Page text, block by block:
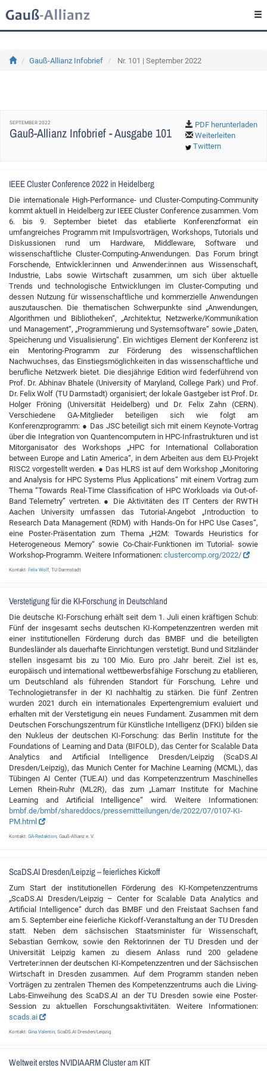
Gauß-Allianz Infobrief Nr. 101 | September 2022
SEPTEMBER 2022
Gauß-Allianz Infobrief - Ausgabe 101
PDF herunterladen
Weiterleiten
Twittern
IEEE Cluster Conference 2022 in Heidelberg
Die internationale High-Performance- und Cluster-Computing-Community
kommt aktuell in Heidelberg zur IEEE Cluster Conference zusammen. Vom
6. bis 9. September bietet das etablierte Konferenzformat ein
umfangreiches Programm mit Impulsvorträgen, Workshops, Tutorials und
Diskussionen rund um Hardware, Middleware, Software und
wissenschaftliche Cluster-Computing-Anwendungen. Das Forum bringt
Forschende, Entwickler:innen und Anwender:innen aus Wissenschaft,
Industrie, Labs sowie Wirtschaft zusammen, um sich über aktuelle
Trends und technologische Entwicklungen im Cluster-Computing und
dessen Nutzung für wissenschaftliche und kommerzielle Anwendungen
auszutauschen. Die thematischen Schwerpunkte sind „Anwendungen,
Algorithmen und Bibliotheken“, „Architektur, Netzwerke/Kommunikation
und Management“, „Programmierung und Systemsoftware“ sowie „Daten,
Speicherung und Visualisierung“. Ein wichtiges Element der Konferenz ist
ein Mentoring-Programm zur Förderung des wissenschaftlichen
Nachwuchses, das Einstiegsmöglichkeiten in das wissenschaftliche und
berufliche Netzwerk bietet. Die diesjährige Edition wird federführend von
Prof. Dr. Abhinav Bhatele (University of Maryland, College Park) und Prof.
Dr. Felix Wolf (TU Darmstadt) organisiert; der lokale Gastgeber ist Prof. Dr.
Holger Fröning (Universität Heidelberg) und Dr. Felix Zahn (CERN).
Verschiedene GA-Mitglieder beteiligen sich wie folgt am
Konferenzprogramm: ● Das JSC beteiligt sich mit einem Keynote-Vortrag
über die Integration von Quantencomputern in HPC-Infrastrukturen und ist
Mitorganisator des Workshops „HPC for International Collaboration
between Europe and Latin America“, in dem Arbeiten aus dem EU-Projekt
RISC2 vorgestellt werden. ● Das HLRS ist auf dem Workshop „Monitoring
and Analysis for HPC Systems Plus Applications“ mit einem Vortrag zum
Thema “Towards Real-Time Classification of HPC Workloads via Out-of-
Band Telemetry” vertreten. ● Die Aktivitäten des IT Centers der RWTH
Aachen University umfassen das Tutorial-Angebot „Introduction to
Research Data Management (RDM) with Hands-On for HPC Use Cases“,
eine Poster-Präsentation zum Thema „H2M: Towards Heuristics for
Heterogeneous Memory“ sowie Co-Chair-Funktionen im Tutorial- sowie
Workshop-Programm. Weitere Informationen: clustercomp.org/2022/
Kontakt: Felix Wolf, TU Darmstadt
Verstetigung für die KI-Forschung in Deutschland
Die deutsche KI-Forschung erhält seit dem 1. Juli einen kräftigen Schub:
Fünf der insgesamt sechs deutschen KI-Kompetenzzentren werden mit
einer institutionellen Förderung durch das BMBF und die beteiligten
Bundesländer als dauerhafte Einrichtungen verstetigt. Bund und Sitzländer
stellen insgesamt bis zu 100 Mio. Euro pro Jahr bereit. Ziel ist es,
europäisch und international wettbewerbsfähige Forschung zu etablieren,
um Deutschland als führenden Standort für Forschung, Lehre und
Technologietransfer in der KI nachhaltig zu stärken. Die fünf Zentren
wurden 2021 durch ein internationales Expertengremium evaluiert und
erhalten mit der Verstetigung ein neues Fundament. Zusammen mit dem
Deutschen Forschungszentrum für Künstliche Intelligenz (DFKI) bilden sie
den Nukleus der deutschen KI-Forschung: das Berlin Institute for the
Foundations of Learning and Data (BIFOLD), das Center for Scalable Data
Analytics and Artificial Intelligence Dresden/Leipzig (ScaDS.AI
Dresden/Leipzig), das Munich Center for Machine Learning (MCML), das
Tübingen AI Center (TUE.AI) und das Kompetenzzentrum Maschinelles
Lernen Rhein-Ruhr (ML2R), das zum „Lamarr Institute for Machine
Learning and Artificial Intelligence“ wird. Weitere Informationen:
bmbf.de/bmbf/shareddocs/pressemitteilungen/de/2022/07/0107-KI-
PM.html
Kontakt: GA-Redaktion , Gauß-Allianz e. V.
ScaDS.AI Dresden/Leipzig – feierliches Kickoff
Zum Start der institutionellen Förderung des KI-Kompetenzzentrums
„ScaDS.AI Dresden/Leipzig – Center for Scalable Data Analytics and
Artificial Intelligence“ durch das BMBF und den Freistaat Sachsen fand
am 5. September eine feierliche Kickoff-Veranstaltung an der TU Dresden
statt. Neben dem sächsischen Staatsminister für Wissenschaft,
Sebastian Gemkow, sowie den Rektorinnen der TU Dresden und der
Universität Leipzig kamen zu diesem Anlass rund 200 geladene
Vertreter:innen der deutschen KI-Kompetenzzentren und der Sächsischen
Wirtschaft in Dresden zusammen. Auf dem Programm standen neben
Vorträgen zu zentralen Themen des Kompetenzzentrums auch die Living-
Labs-Einweihung des ScaDS.AI an der TU Dresden sowie eine Poster-
Session zu aktuellen Forschungsaktivitäten. Weitere Informationen:
scads.ai
Kontakt: Gina Valentin , ScaDS.AI Dresden/Leipzig
Weltweit erstes NVIDIA ARM Cluster am KIT